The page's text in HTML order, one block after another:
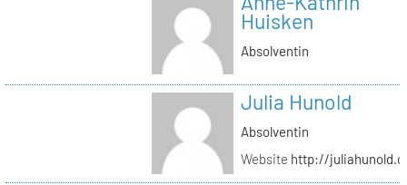
Huisken
Absolventin
Julia Hunold
Absolventin
Website http://